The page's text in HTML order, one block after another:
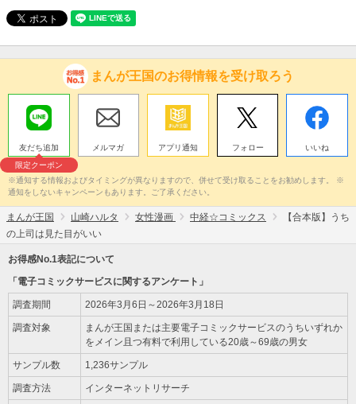
まんが王国のお得情報を受け取ろう
友だち追加
限定クーポン
メルマガ アプリ通知 フォロー いいね
※通知する情報およびタイミングが異なりますので、併せて受け取ることをお勧めします。 ※
通知をしないキャンペーンもあります。ご了承ください。
まんが王国 山崎ハルタ 女性漫画 中経☆コミックス
【合本版】うち
の上司は見た目がいい
お得感No.1表記について
「電子コミックサービスに関するアンケート」
調査期間 2026年3月6日～2026年3月18日
調査対象
まんが王国または主要電子コミックサービスのうちいずれか
をメイン且つ有料で利用している20歳～69歳の男女
サンプル数 1,236サンプル
調査方法 インターネットリサーチ